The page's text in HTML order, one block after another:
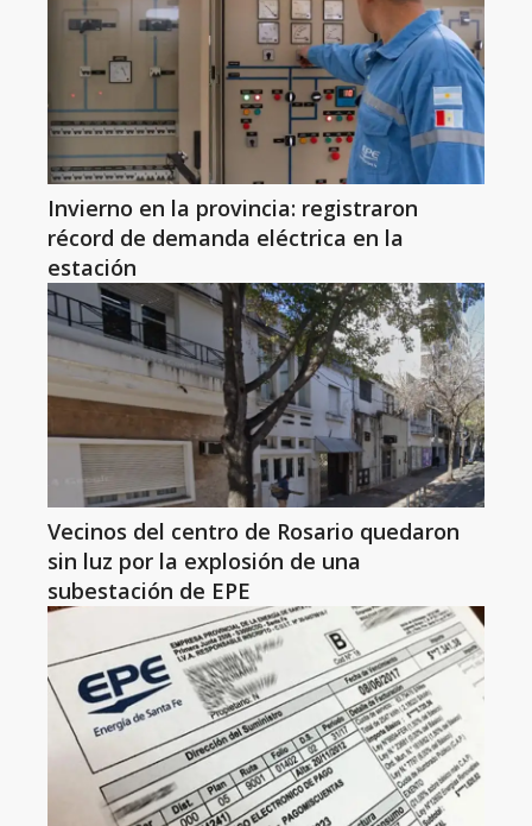
Invierno en la provincia: registraron
récord de demanda eléctrica en la
estación
Vecinos del centro de Rosario quedaron
sin luz por la explosión de una
subestación de EPE